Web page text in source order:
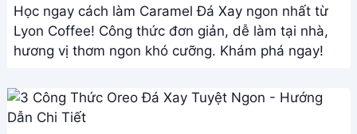
Học ngay cách làm Caramel Đá Xay ngon nhất từ
Lyon Coffee! Công thức đơn giản, dễ làm tại nhà,
hương vị thơm ngon khó cưỡng. Khám phá ngay!